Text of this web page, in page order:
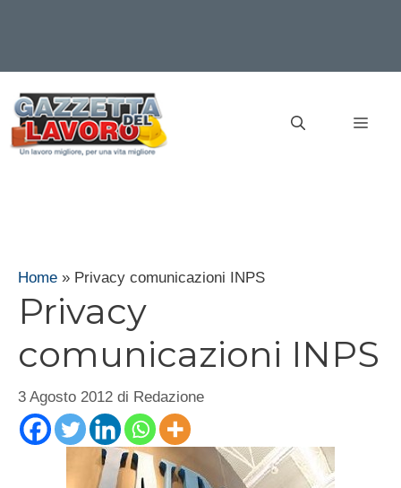
contenuto
Home » Privacy comunicazioni INPS
Privacy
comunicazioni INPS
3 Agosto 2012 di Redazione